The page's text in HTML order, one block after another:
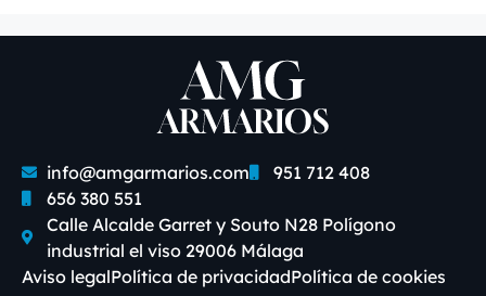
info@amgarmarios.com
951 712 408
656 380 551
Calle Alcalde Garret y Souto N28 Polígono
industrial el viso 29006 Málaga
Aviso legalPolítica de privacidadPolítica de cookies